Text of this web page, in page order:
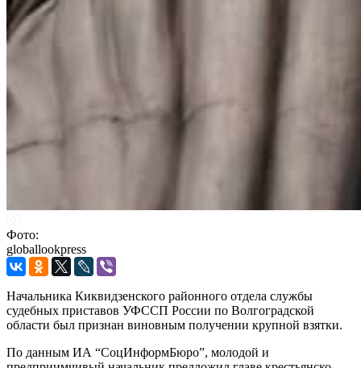
Фото:
globallookpress
Начальника Киквидзенского районного отдела службы
судебных приставов УФССП России по Волгоградской
области был признан виновным получении крупной взятки.
По данным ИА “СоцИнформБюро”, молодой и